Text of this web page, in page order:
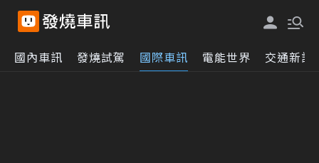
國內車訊 發燒試駕 國際車訊 電能世界 交通新訊